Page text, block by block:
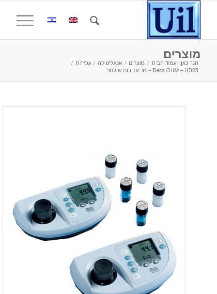
מוצרים
הנך כאן: עמוד הבית / מוצרים / אנאליטיקה / עכירות /
Delta OHM – HD25 – מד עכירות שולחני